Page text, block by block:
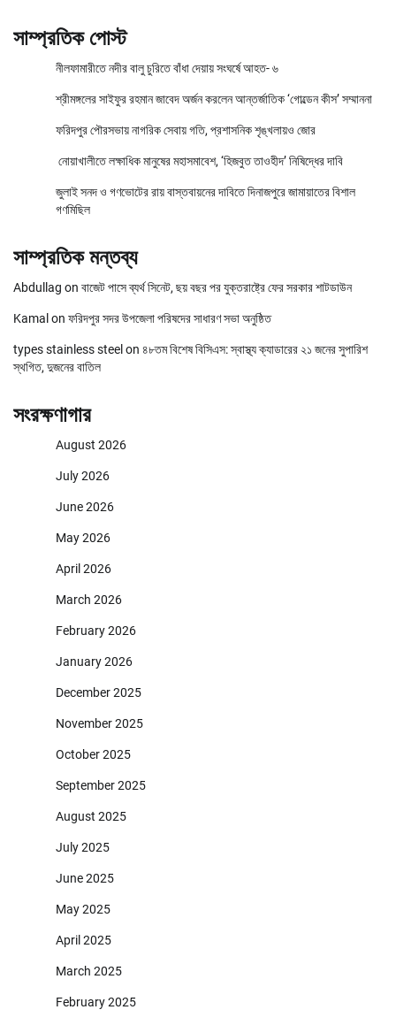
সাম্প্রতিক পোস্ট
নীলফামারীতে নদীর বালু চুরিতে বাঁধা দেয়ায় সংঘর্ষে আহত- ৬
শ্রীমঙ্গলের সাইফুর রহমান জাবেদ অর্জন করলেন আন্তর্জাতিক ‘গোল্ডেন কীস’ সম্মাননা
ফরিদপুর পৌরসভায় নাগরিক সেবায় গতি, প্রশাসনিক শৃঙ্খলায়ও জোর
নোয়াখালীতে লক্ষাধিক মানুষের মহাসমাবেশ, ‘হিজবুত তাওহীদ’ নিষিদ্ধের দাবি
জুলাই সনদ ও গণভোটের রায় বাস্তবায়নের দাবিতে দিনাজপুরে জামায়াতের বিশাল
গণমিছিল
সাম্প্রতিক মন্তব্য
Abdullag on বাজেট পাসে ব্যর্থ সিনেট, ছয় বছর পর যুক্তরাষ্ট্রে ফের সরকার শাটডাউন
Kamal on ফরিদপুর সদর উপজেলা পরিষদের সাধারণ সভা অনুষ্ঠিত
types stainless steel on ৪৮তম বিশেষ বিসিএস: স্বাস্থ্য ক্যাডারের ২১ জনের সুপারিশ
স্থগিত, দুজনের বাতিল
সংরক্ষণাগার
August 2026
July 2026
June 2026
May 2026
April 2026
March 2026
February 2026
January 2026
December 2025
November 2025
October 2025
September 2025
August 2025
July 2025
June 2025
May 2025
April 2025
March 2025
February 2025